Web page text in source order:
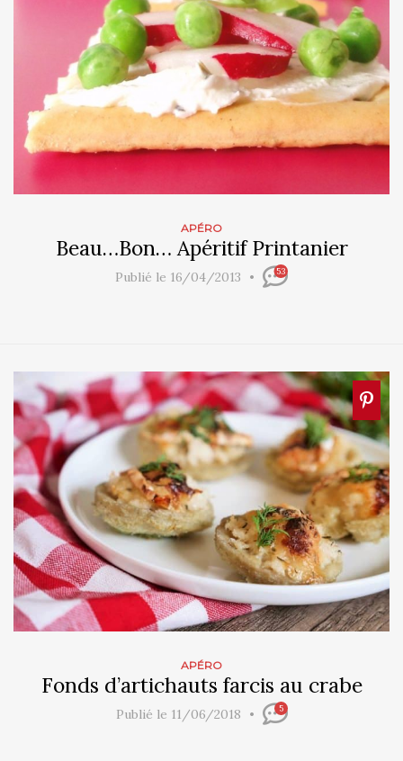
APÉRO
Beau…Bon… Apéritif Printanier
Publié le 16/04/2013 53
APÉRO
Fonds d’artichauts farcis au crabe
Publié le 11/06/2018 5